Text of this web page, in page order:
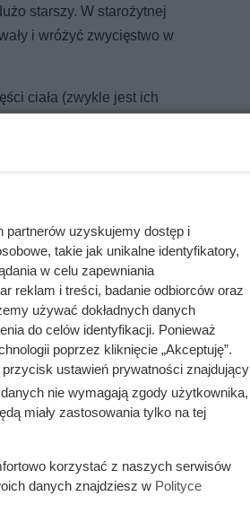
starszy. W starożytnej
i wróżyć zwycięstwo w
ciała (zwykle jest ich
budynkach sakralnych
polskiego króla?
i szukał ukojenia w
L., 2012: s. 7) Ludzie,
tekstach i przekazach
okazji.
partnerów uzyskujemy dostęp i
takie jak unikalne identyfikatory,
w celu zapewniania
reklam i treści, badanie odbiorców oraz
używać dokładnych danych
do celów identyfikacji. Ponieważ
poprzez kliknięcie „Akceptuję”.
ustawień prywatności znajdujący
nie wymagają zgody użytkownika,
miały zastosowania tylko na tej
korzystać z naszych serwisów
danych znajdziesz w Polityce